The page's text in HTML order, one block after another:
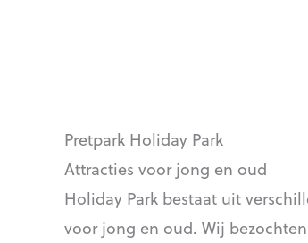
Pretpark Holiday Park
Attracties voor jong en oud
Holiday Park bestaat uit
voor jong en oud. Wij